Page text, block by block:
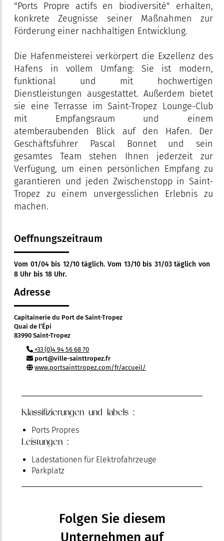
"Ports Propre actifs en biodiversité" erhalten,
konkrete Zeugnisse seiner Maßnahmen zur
Förderung einer nachhaltigen Entwicklung.
Die Hafenmeisterei verkörpert die Exzellenz des
Hafens in vollem Umfang: Sie ist modern,
funktional und mit hochwertigen
Dienstleistungen ausgestattet. Außerdem bietet
sie eine Terrasse im Saint-Tropez Lounge-Club
mit Empfangsraum und einem
atemberaubenden Blick auf den Hafen. Der
Geschäftsführer Pascal Bonnet und sein
gesamtes Team stehen Ihnen jederzeit zur
Verfügung, um einen persönlichen Empfang zu
garantieren und jeden Zwischenstopp in Saint-
Tropez zu einem unvergesslichen Erlebnis zu
machen.
Oeffnungszeitraum
Vom 01/04 bis 12/10 täglich. Vom 13/10 bis 31/03 täglich von
8 Uhr bis 18 Uhr.
Adresse
Capitainerie du Port de Saint-Tropez
Quai de l’Épi
83990 Saint-Tropez
+33 (0)4 94 56 68 70
port@ville-sainttropez.fr
www.portsainttropez.com/fr/accueil/
Klassifizierungen und labels :
Ports Propres
Leistungen :
Ladestationen für Elektrofahrzeuge
Parkplatz
Folgen Sie diesem
Unternehmen auf